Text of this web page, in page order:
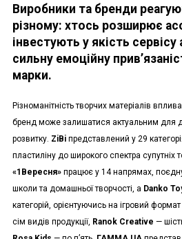
Виробники та бренди
різному: хтось розширює
інвестують у якість
сильну емоційну
марки.
Різноманітність творчих матеріалів
бренд може залишатися актуальним для
розвитку. ZiBi представлений у 29
пластиліну до широкого спектра супутніх
«1Вересня» працює у 14 напрямах,
школи та домашньої творчості, а Danko
категорій, орієнтуючись на ігровий формат
сім видів продукції, Ranok Creative —